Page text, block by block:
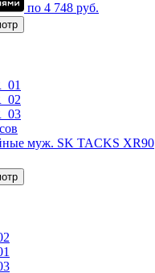
по 4 748 руб.
муж. SK TACKS XR90